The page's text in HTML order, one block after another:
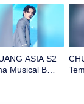
ASIA S2
Musical B